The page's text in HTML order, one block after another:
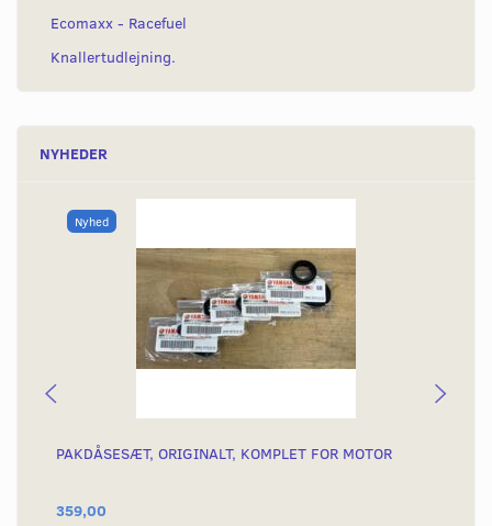
Ecomaxx - Racefuel
Knallertudlejning.
NYHEDER
Nyhed
PAKDÅSESÆT, ORIGINALT, KOMPLET FOR MOTOR
359,00